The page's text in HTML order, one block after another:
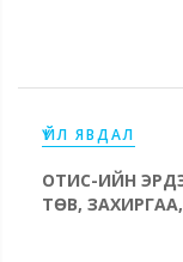
ҮЙЛ ЯВДАЛ
ОТИС-ИЙН
ТӨВ,